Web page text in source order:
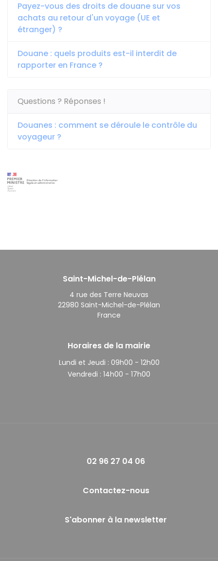
Payez-vous des droits de douane sur vos
achats au retour d'un voyage (UE et
étranger) ?
Douane : quels produits est-il interdit de
rapporter en France ?
Questions ? Réponses !
Douanes : comment se déroule le contrôle du
voyageur ?
Saint-Michel-de-Plélan
4 rue des Terre Neuvas
22980 Saint-Michel-de-Plélan
France
Horaires de la mairie
Lundi et Jeudi : 09h00 - 12h00
Vendredi : 14h00 - 17h00
02 96 27 04 06
Contactez-nous
S'abonner à la newsletter